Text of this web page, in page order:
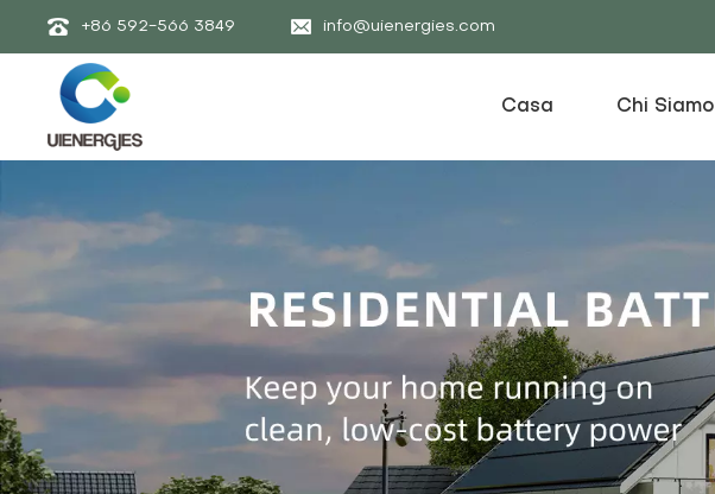
+86 592-566 3849 info@uienergies.com
Casa Chi Siamo